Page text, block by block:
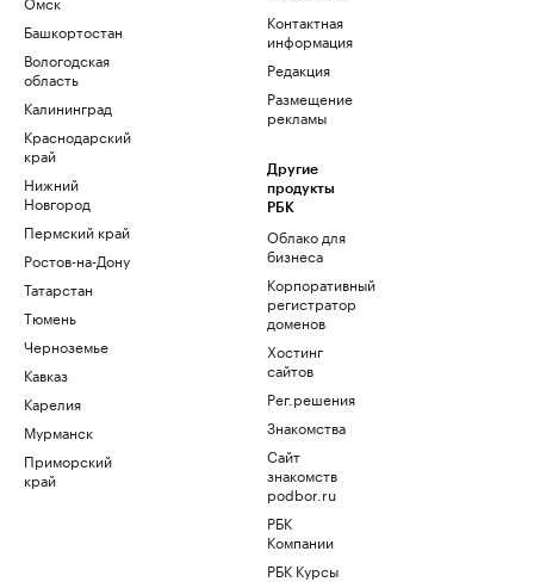
Башкортостан
Вологодская
область
Калининград
Краснодарский
край
Нижний
Новгород
Пермский край
Ростов-на-Дону
Татарстан
Тюмень
Черноземье
Кавказ
Карелия
Мурманск
Приморский
край
Контактная
информация
Редакция
Размещение
рекламы
Другие
продукты
РБК
Облако для
бизнеса
Корпоративный
регистратор
доменов
Хостинг
сайтов
Рег.решения
Знакомства
Сайт
знакомств
podbor.ru
РБК
Компании
РБК Курсы